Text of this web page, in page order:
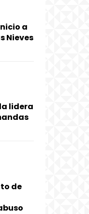
a
Nieves
lidera
de